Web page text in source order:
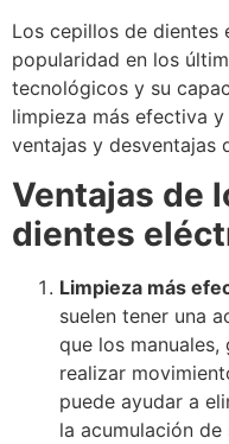
Los cepillos de dientes
popularidad en los
tecnológicos y su
limpieza más efectiva
ventajas y desventajas
Ventajas de
dientes
Limpieza más
suelen tener una
que los
realizar
puede ayudar a
la acumulación